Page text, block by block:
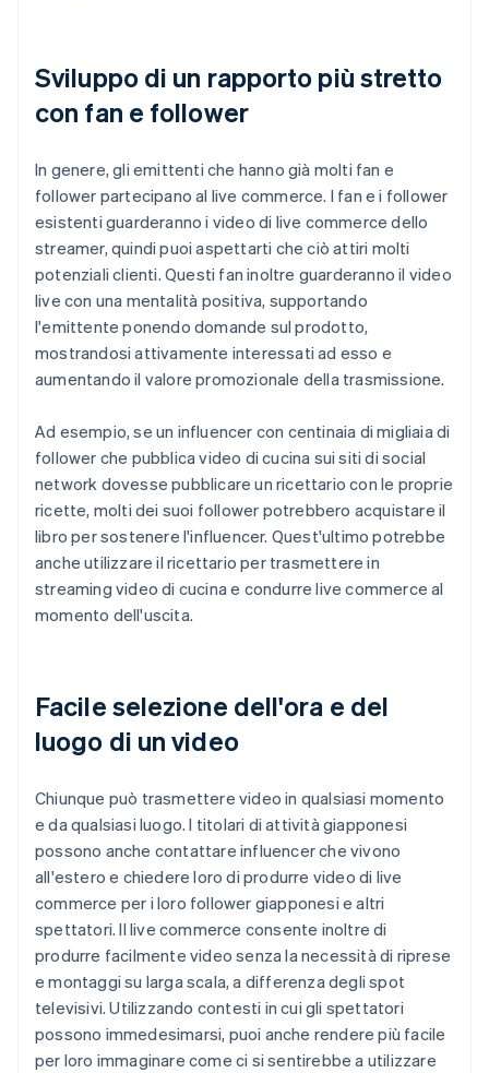
Sviluppo di un rapporto più stretto
con fan e follower
In genere, gli emittenti che hanno già molti fan e
follower partecipano al live commerce. I fan e i follower
esistenti guarderanno i video di live commerce dello
streamer, quindi puoi aspettarti che ciò attiri molti
potenziali clienti. Questi fan inoltre guarderanno il video
live con una mentalità positiva, supportando
l'emittente ponendo domande sul prodotto,
mostrandosi attivamente interessati ad esso e
aumentando il valore promozionale della trasmissione.
Ad esempio, se un influencer con centinaia di migliaia di
follower che pubblica video di cucina sui siti di social
network dovesse pubblicare un ricettario con le proprie
ricette, molti dei suoi follower potrebbero acquistare il
libro per sostenere l'influencer. Quest'ultimo potrebbe
anche utilizzare il ricettario per trasmettere in
streaming video di cucina e condurre live commerce al
momento dell'uscita.
Facile selezione dell'ora e del
luogo di un video
Chiunque può trasmettere video in qualsiasi momento
e da qualsiasi luogo. I titolari di attività giapponesi
possono anche contattare influencer che vivono
all'estero e chiedere loro di produrre video di live
commerce per i loro follower giapponesi e altri
spettatori. Il live commerce consente inoltre di
produrre facilmente video senza la necessità di riprese
e montaggi su larga scala, a differenza degli spot
televisivi. Utilizzando contesti in cui gli spettatori
possono immedesimarsi, puoi anche rendere più facile
per loro immaginare come ci si sentirebbe a utilizzare